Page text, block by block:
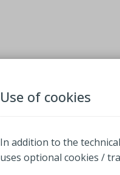
Use of cookies
In addition to the
uses optional cookies /